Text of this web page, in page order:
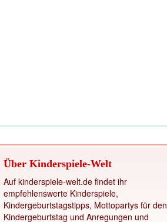
Über Kinderspiele-Welt
Auf kinderspiele-welt.de findet ihr
empfehlenswerte Kinderspiele,
Kindergeburtstagstipps, Mottopartys für den
Kindergeburtstag und Anregungen und